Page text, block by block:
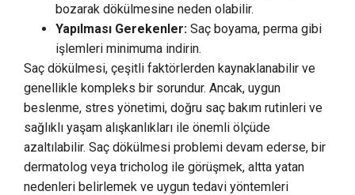
bozarak dökülmesine neden olabilir.
Yapılması Gerekenler: Saç boyama, perma gibi
işlemleri minimuma indirin.
Saç dökülmesi, çeşitli faktörlerden kaynaklanabilir ve
genellikle kompleks bir sorundur. Ancak, uygun
beslenme, stres yönetimi, doğru saç bakım rutinleri ve
sağlıklı yaşam alışkanlıkları ile önemli ölçüde
azaltılabilir. Saç dökülmesi problemi devam ederse, bir
dermatolog veya tricholog ile görüşmek, altta yatan
nedenleri belirlemek ve uygun tedavi yöntemleri